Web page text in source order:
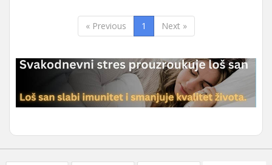
« Previous 1 Next »